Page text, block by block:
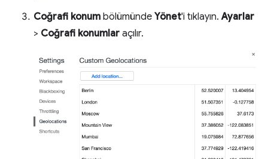
Coğrafi konum bölümünde Yönet'i tıklayın.Ayarlar
> Coğrafi konumlar açılır.